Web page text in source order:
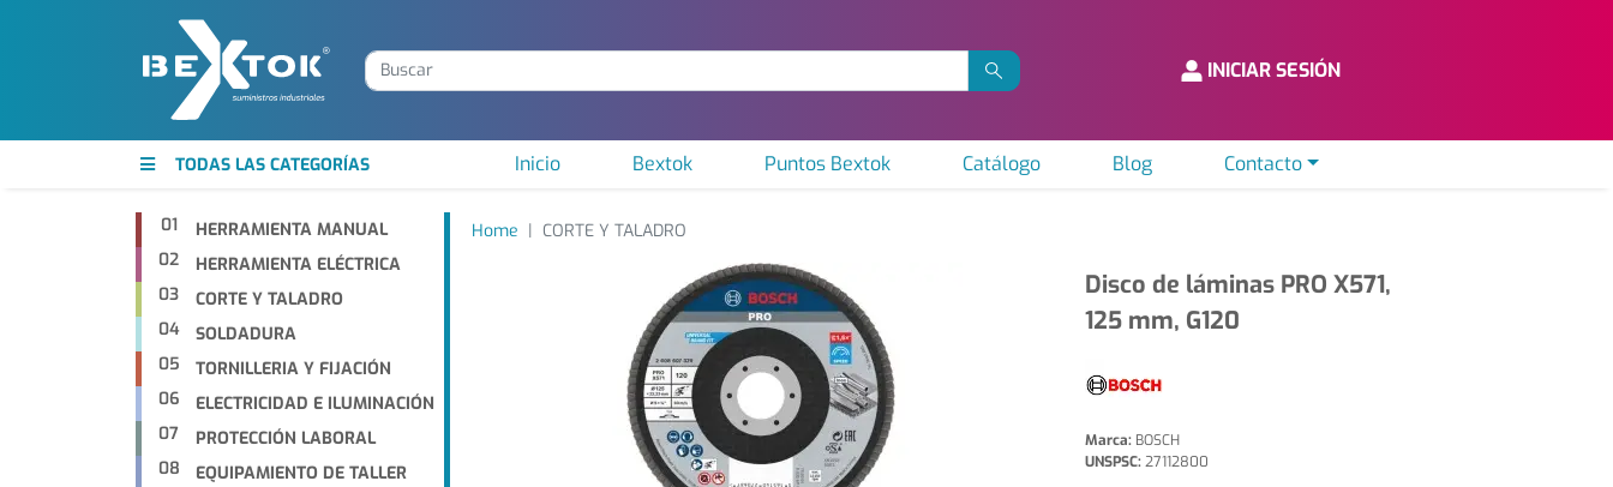
INICIAR SESIÓN
TODAS LAS CATEGORÍAS Inicio Bextok Puntos Bextok Catálogo Blog Contacto
01
HERRAMIENTA MANUAL
02
HERRAMIENTA ELÉCTRICA
03
CORTE Y TALADRO
04
SOLDADURA
05
TORNILLERIA Y FIJACIÓN
06
ELECTRICIDAD E ILUMINACIÓN
07
PROTECCIÓN LABORAL
08
EQUIPAMIENTO DE TALLER
Home CORTE Y TALADRO
Disco de láminas PRO X571,
125 mm, G120
Marca:BOSCH
UNSPSC:27112800